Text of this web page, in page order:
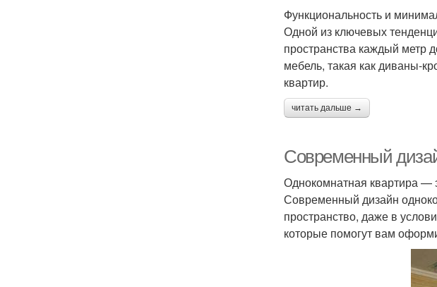
Функциональность и
Одной из ключевых
пространства каждый метр
мебель, такая как диваны-
квартир.
читать дальше →
Современный
Однокомнатная квартира —
Современный дизайн
пространство, даже в
которые помогут вам